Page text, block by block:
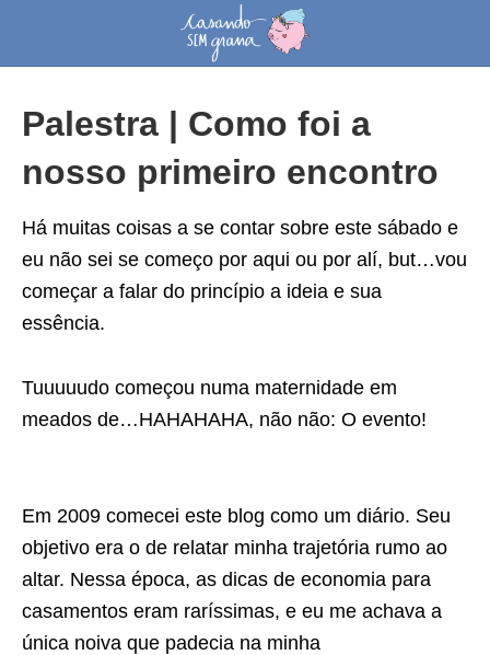
Palestra | Como foi a
nosso primeiro encontro
Há muitas coisas a se contar sobre este sábado e
eu não sei se começo por aqui ou por alí, but…vou
começar a falar do princípio a ideia e sua
essência.
Tuuuuudo começou numa maternidade em
meados de…HAHAHAHA, não não: O evento!
Em 2009 comecei este blog como um diário. Seu
objetivo era o de relatar minha trajetória rumo ao
altar. Nessa época, as dicas de economia para
casamentos eram raríssimas, e eu me achava a
única noiva que padecia na minha